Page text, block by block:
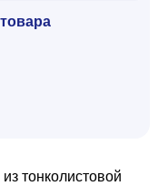
тонколистовой